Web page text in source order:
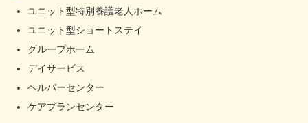
ユニット型特別養護老人ホーム
ユニット型ショートステイ
グループホーム
デイサービス
ヘルパーセンター
ケアプランセンター